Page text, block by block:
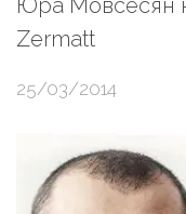
Юра Мовсесян
Zermatt
25/03/2014